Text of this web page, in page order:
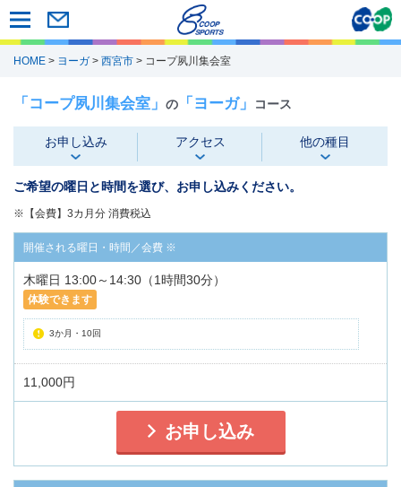
HOME > ヨーガ > 西宮市 > コープ夙川集会室
「コープ夙川集会室」 の 「ヨーガ」 コース
お申し込み アクセス 他の種目
ご希望の曜日と時間を選び、お申し込みください。
※【会費】3カ月分 消費税込
木曜日 13:00～14:30（1時間30分）
体験できます
3か月・10回
11,000円
お申し込み